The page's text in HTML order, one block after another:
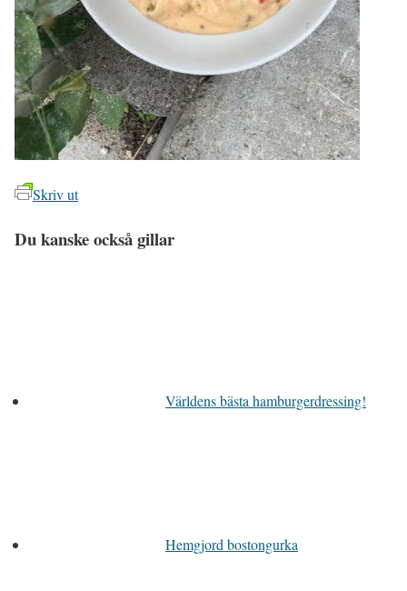
Skriv ut
Du kanske också gillar
Världens bästa hamburgerdressing!
Hemgjord bostongurka